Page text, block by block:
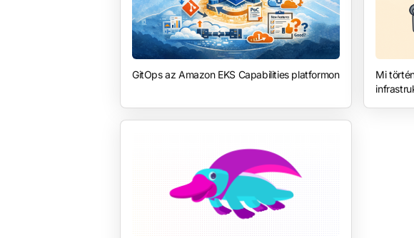
GitOps az Amazon EKS Capabilities platformon
Mi